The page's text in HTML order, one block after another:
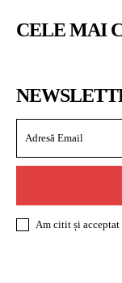
CELE MAI
Am citit și acceptat